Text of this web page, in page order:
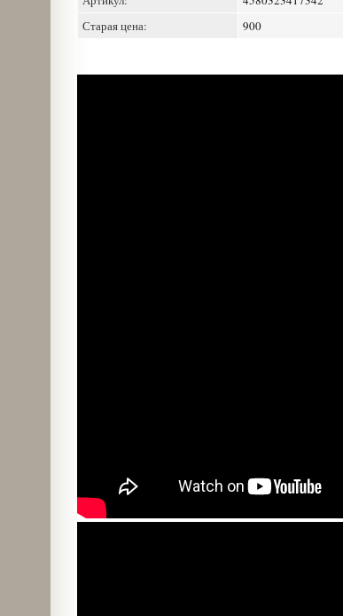
Старая цена:
900